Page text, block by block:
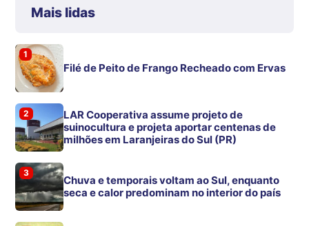
Mais lidas
1
Filé de Peito de Frango Recheado com Ervas
2
LAR Cooperativa assume projeto de
suinocultura e projeta aportar centenas de
milhões em Laranjeiras do Sul (PR)
3
Chuva e temporais voltam ao Sul, enquanto
seca e calor predominam no interior do país